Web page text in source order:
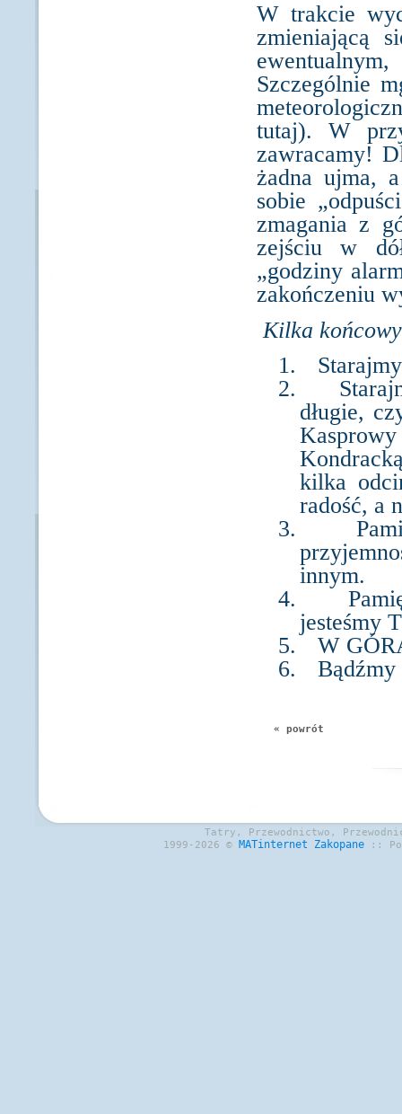
W trakcie
zmieniającą
Szczególnie
tutaj). W
zawracamy!
żadna ujma,
sobie
zmagania z
zejściu w
„godziny
zakończeniu
Kilka
1.
2.
długie,
kilka
radość, a
3.
innym.
4.
jesteśmy
5.
W
6.
Bądźmy
« powrót
Tatry, Przewodnictwo,
1999-2026 © MATinternet Zakopane ::